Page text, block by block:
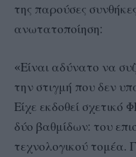
της παρούσες
ανωτατοποίηση:
«Είναι αδύνατο να
την στιγμή που δεν
Είχε εκδοθεί σχετικό
δύο βαθμίδων: του
τεχνολογικού τομέα.